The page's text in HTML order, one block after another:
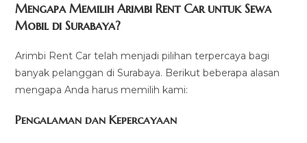
Mengapa Memilih Arimbi Rent Car untuk Sewa
Mobil di Surabaya?
Arimbi Rent Car telah menjadi pilihan terpercaya bagi
banyak pelanggan di Surabaya. Berikut beberapa alasan
mengapa Anda harus memilih kami:
Pengalaman dan Kepercayaan